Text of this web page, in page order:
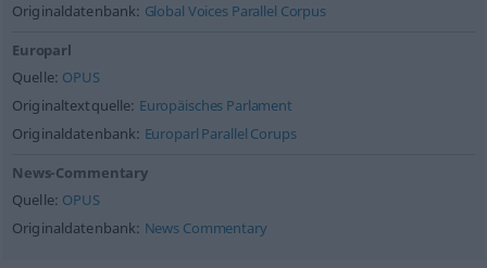
Originaldatenbank: Global Voices Parallel Corpus
Europarl
Quelle: OPUS
Originaltextquelle: Europäisches Parlament
Originaldatenbank: Europarl Parallel Corups
News-Commentary
Quelle: OPUS
Originaldatenbank: News Commentary